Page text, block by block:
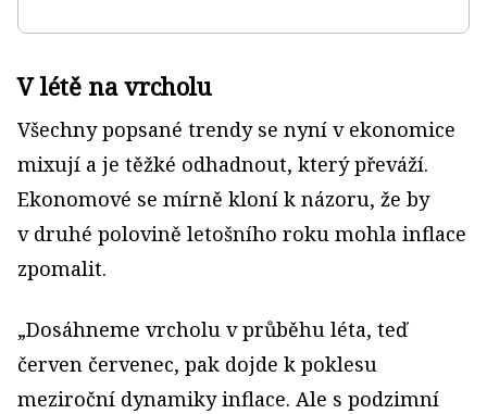
V létě na vrcholu
Všechny popsané trendy se nyní v ekonomice
mixují a je těžké odhadnout, který převáží.
Ekonomové se mírně kloní k názoru, že by
v druhé polovině letošního roku mohla inflace
zpomalit.
„Dosáhneme vrcholu v průběhu léta, teď
červen červenec, pak dojde k poklesu
meziroční dynamiky inflace. Ale s podzimní